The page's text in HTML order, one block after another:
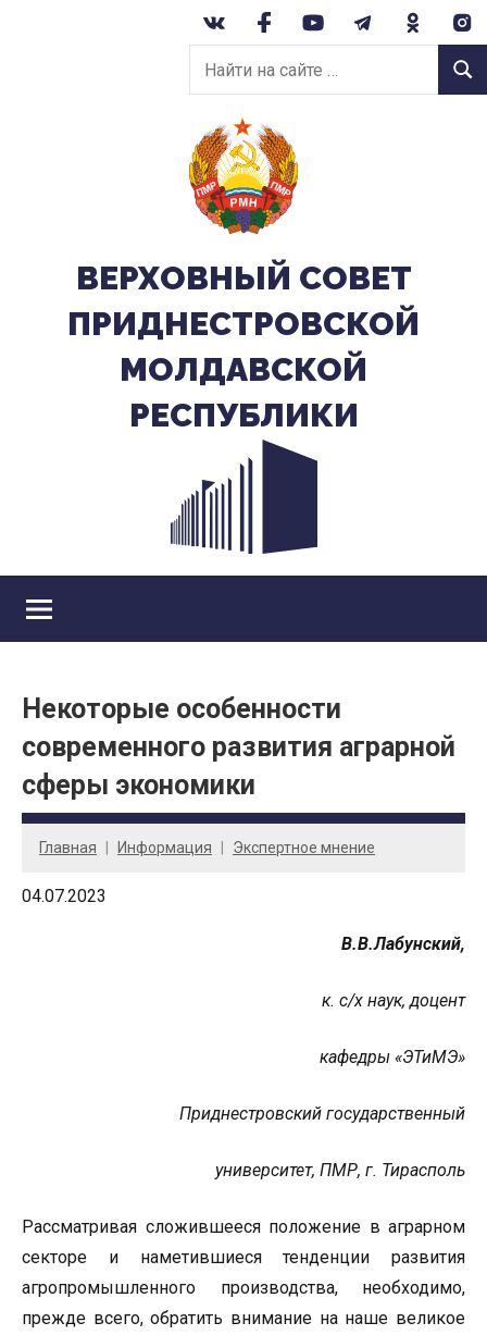
Найти
на
сайте:
ВЕРХОВНЫЙ CОВЕТ
ПРИДНЕСТРОВСКОЙ
МОЛДАВСКОЙ
РЕСПУБЛИКИ
Некоторые особенности
современного развития аграрной
сферы экономики
Главная Информация Экспертное мнение
04.07.2023
В.В.Лабунский,
к. с/х наук, доцент
кафедры «ЭТиМЭ»
Приднестровский государственный
университет, ПМР, г. Тирасполь
Рассматривая сложившееся положение в аграрном
секторе и наметившиеся тенденции развития
агропромышленного производства, необходимо,
прежде всего, обратить внимание на наше великое